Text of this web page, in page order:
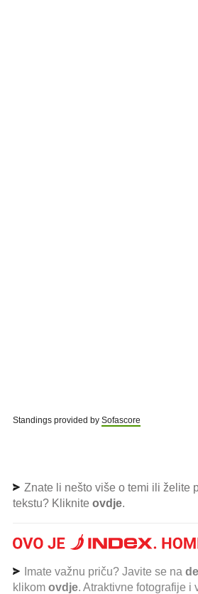
Standings provided by Sofascore
Znate li nešto više o temi ili želite
tekstu? Kliknite ovdje.
Imate važnu priču? Javite se na
klikom ovdje. Atraktivne fotografije i